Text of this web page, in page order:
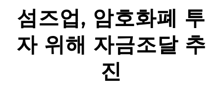
섬즈업, 암호화폐 투
자 위해 자금조달 추
진